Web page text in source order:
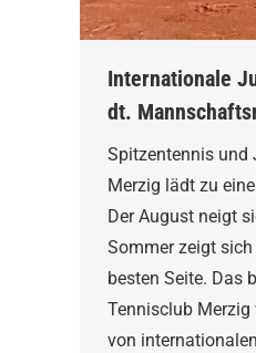
Internationale
dt.
Spitzentennis und
Merzig lädt zu
Der August neigt
Sommer zeigt
besten Seite. Das
Tennisclub
von